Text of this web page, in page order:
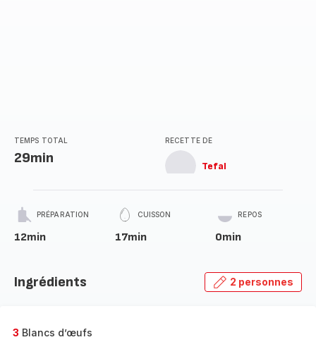
TEMPS TOTAL
29min
RECETTE DE
Tefal
PRÉPARATION
12min
CUISSON
17min
REPOS
0min
Ingrédients 2 personnes
3 Blancs d’œufs